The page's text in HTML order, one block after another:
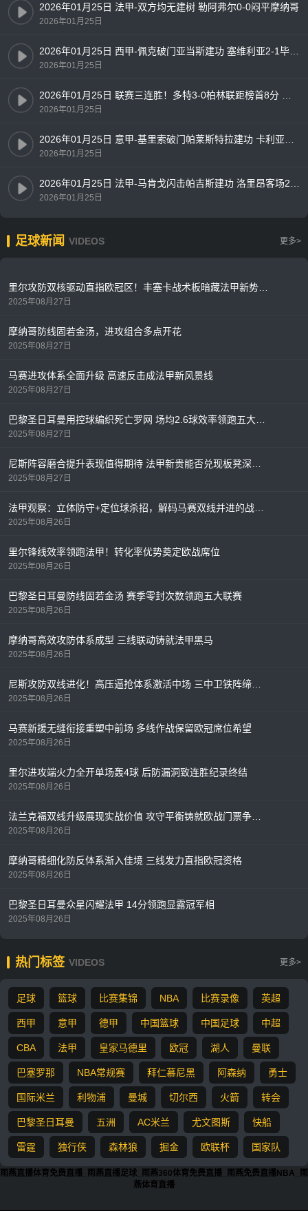
2026年01月25日 法甲-双方均无建树 勒阿弗尔0-0闷平摩纳哥
2026年01月25日
2026年01月25日
2026年01月25日
2026年01月25日
2026年01月25日
足球新闻 VIDEOS 更多>
2025年08月27日
摩纳哥防线固若金汤，进攻组合多点开花
2025年08月27日
马赛进攻体系全面升级 高速反击成法甲新风景线
2025年08月27日
2025年08月27日
2025年08月27日
2025年08月26日
里尔锋线效率领跑法甲！转化率优势奠定欧战席位
2025年08月26日
巴黎圣日耳曼防线固若金汤 赛季零封次数领跑五大联赛
2025年08月26日
摩纳哥高效攻防体系成型 三线联动铸就法甲黑马
2025年08月26日
2025年08月26日
马赛新援无缝衔接重塑中前场 多线作战保留欧冠席位希望
2025年08月26日
里尔进攻端火力全开单场轰4球 后防漏洞致连胜纪录终结
2025年08月26日
2025年08月26日
摩纳哥精细化防反体系渐入佳境 三线发力直指欧冠资格
2025年08月26日
巴黎圣日耳曼众星闪耀法甲 14分领跑显露冠军相
2025年08月26日
热门标签 VIDEOS 更多>
足球 篮球 比赛集锦 NBA 比赛录像 英超
西甲 意甲 德甲 中国篮球 中国足球 中超
CBA 法甲 皇家马德里 欧冠 湖人 曼联
巴塞罗那 NBA常规赛 拜仁慕尼黑 阿森纳 勇士
国际米兰 利物浦 曼城 切尔西 火箭 转会
巴黎圣日耳曼 五洲 AC米兰 尤文图斯 快船
雷霆 独行侠 森林狼 掘金 欧联杯 国家队
雨燕直播体育免费直播_雨燕直播足球_雨燕360体育免费直播_雨燕免费直播NBA_雨
燕体育直播